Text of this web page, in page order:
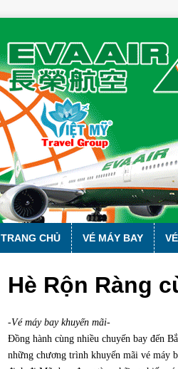
TRANG CHỦ VÉ MÁY BAY
Hè Rộn Ràng
-Vé máy bay khuyến mãi-
Đồng hành cùng nhiều chuyến bay đến
những chương trình khuyến mãi vé máy